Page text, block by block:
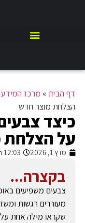
דף הבית » מרכז המידע
הצלחת מוצר חדש
כיצד
על הצלחת
מרץ 1, 2026 12:03 am
בקצרה...
צבעים משפיעים
מעוררים רגשות
שקראו מילה אחת על